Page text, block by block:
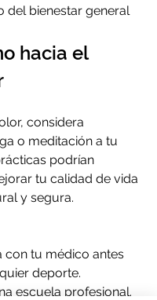
del bienestar general
hacia el
considera
o meditación a tu
podrían
tu calidad de vida
y segura.
con tu médico antes
deporte.
una escuela profesional.